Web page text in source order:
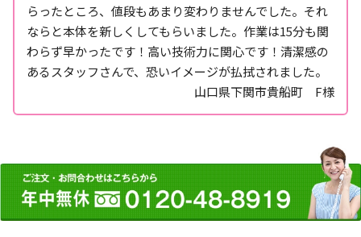
らったところ、値段もあまり変わりませんでした。それ
ならと本体を新しくしてもらいました。作業は15分も関
わらず早かったです！高い技術力に関心です！清潔感の
あるスタッフさんで、恐いイメージが払拭されました。
山口県下関市貴船町 F様